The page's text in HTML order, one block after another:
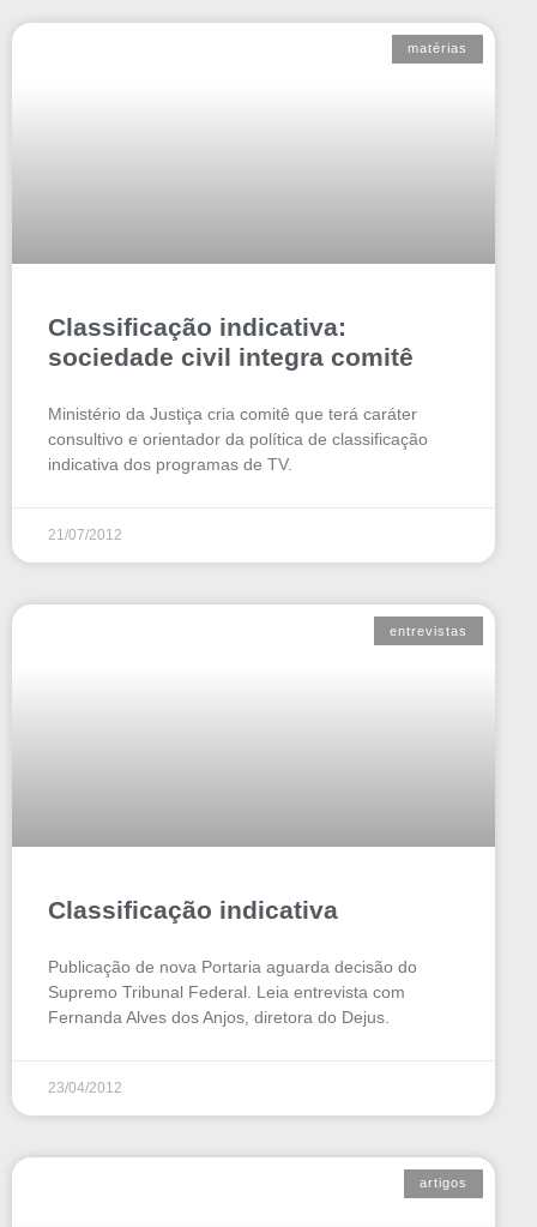
matérias
Classificação indicativa:
sociedade civil integra comitê
Ministério da Justiça cria comitê que terá caráter
consultivo e orientador da política de classificação
indicativa dos programas de TV.
21/07/2012
entrevistas
Classificação indicativa
Publicação de nova Portaria aguarda decisão do
Supremo Tribunal Federal. Leia entrevista com
Fernanda Alves dos Anjos, diretora do Dejus.
23/04/2012
artigos